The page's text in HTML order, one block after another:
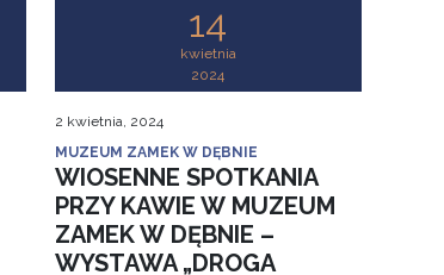
14
kwietnia
2024
2 kwietnia, 2024
MUZEUM ZAMEK W DĘBNIE
WIOSENNE SPOTKANIA
PRZY KAWIE W MUZEUM
ZAMEK W DĘBNIE –
WYSTAWA „DROGA